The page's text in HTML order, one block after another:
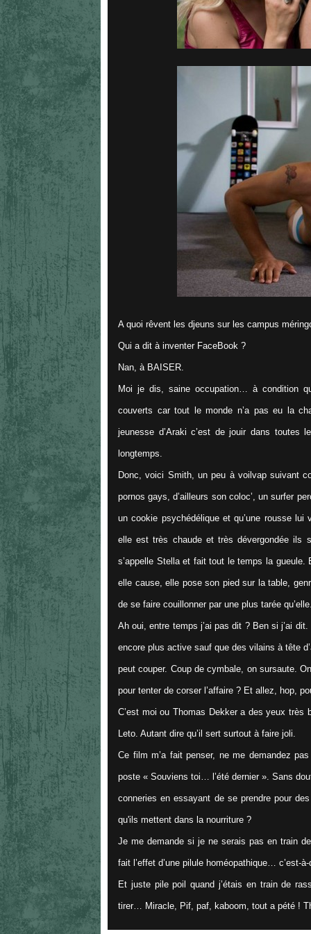
A quoi rêvent les djeuns sur les campus
Qui a dit à inventer FaceBook ?
Nan, à BAISER.
Moi je dis, saine occupation… à condition
couverts car tout le monde n’a pas eu la
jeunesse d’Araki c’est de jouir dans
longtemps.
Donc, voici Smith, un peu à voilvap suivant
pornos gays, d’ailleurs son coloc’, un surfer
un cookie psychédélique et qu’une rousse
elle est très chaude et très dévergondée ils
s’appelle Stella et fait tout le temps la
elle cause, elle pose son pied sur la table,
de se faire couillonner par une plus tarée
Ah oui, entre temps j’ai pas dit ? Ben si j’ai
encore plus active sauf que des vilains à tête
peut couper. Coup de cymbale, on sursaute.
pour tenter de corser l’affaire ? Et allez, hop,
C’est moi ou Thomas Dekker a des yeux très
Leto. Autant dire qu’il sert surtout à faire joli.
Ce film m’a fait penser, ne me demandez
poste « Souviens toi… l’été dernier ». Sans
conneries en essayant de se prendre pour
qu'ils mettent dans la nourriture ?
Je me demande si je ne serais pas en train
fait l’effet d’une pilule homéopathique… c’est-
Et juste pile poil quand j’étais en train de
tirer… Miracle, Pif, paf, kaboom, tout a pété !